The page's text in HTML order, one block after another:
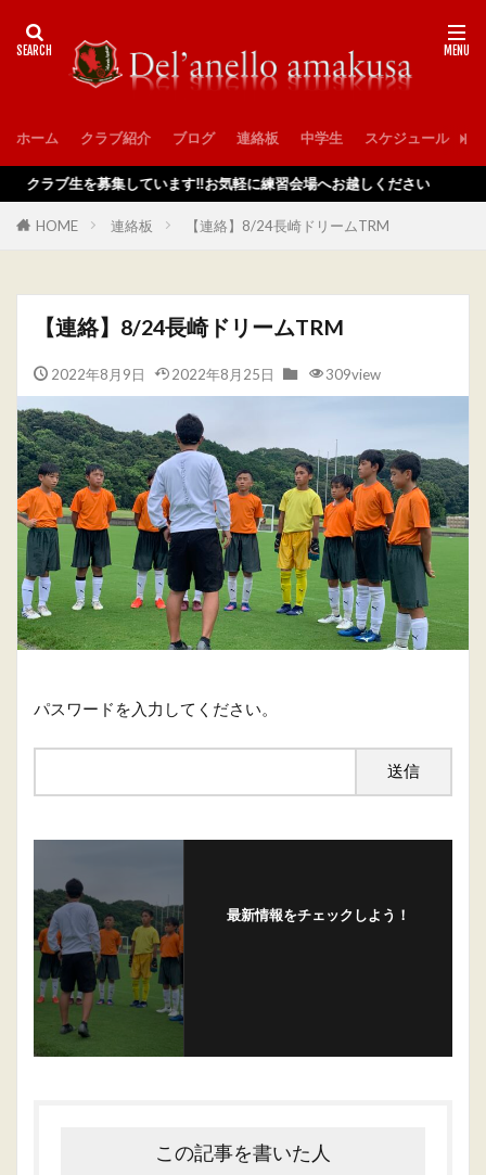
ホーム クラブ紹介 ブログ 連絡板 中学生 スケジュール
ブ生を募集しています‼️お気軽に練習会場へお越しください
HOME 連絡板 【連絡】8/24長崎ドリームTRM
【連絡】8/24長崎ドリームTRM
2022年8月9日 2022年8月25日 309view
パスワードを入力してください。
最新情報をチェックしよう！
この記事を書いた人